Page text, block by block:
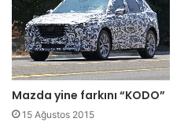
Mazda yine farkını “KODO”
15 Ağustos 2015